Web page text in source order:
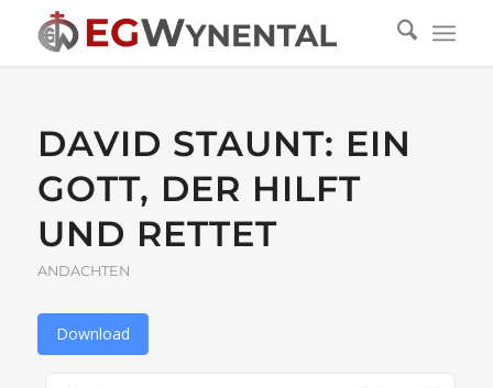
DAVID STAUNT: EIN
GOTT, DER HILFT
UND RETTET
ANDACHTEN
Download